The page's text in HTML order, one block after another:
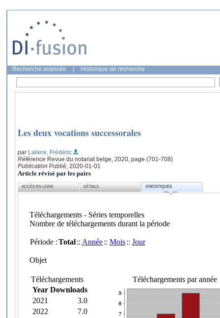
Recherche avancée Historique de recherche
Les deux vocations successorales
par Laliere, Frédéric
Référence Revue du notariat belge, 2020, page (701-708)
Publication Publié, 2020-01-01
Article révisé par les pairs
ACCÈS EN LIGNE DÉTAILS STATISTIQUES